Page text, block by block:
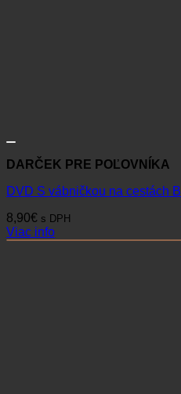
DARČEK PRE POĽOVNÍKA
DVD S vábničkou na cestách
8,90€ s DPH
Viac info